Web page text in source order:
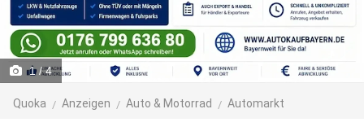
1/ 4
Quoka Anzeigen Auto & Motorrad Automarkt